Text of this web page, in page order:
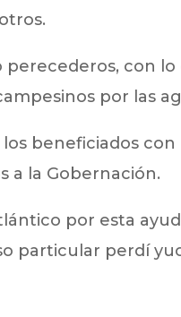
con lo
por las
los beneficiados
a la Gobernación.
por esta
particular perdí